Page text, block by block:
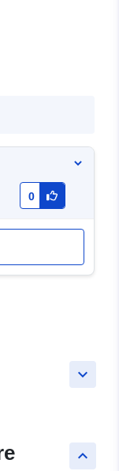
0
keyboard_arrow_down
keyboard_arrow_up